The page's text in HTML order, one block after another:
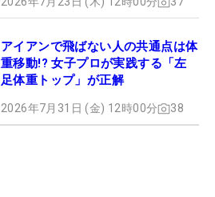
アイアンで飛ばない人の共通点は体
重移動!? 女子プロが実践する「左
足体重トップ」が正解
2026年7月31日 (金) 12時00分 38